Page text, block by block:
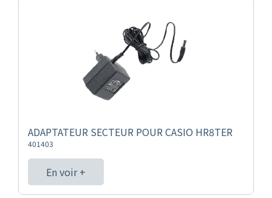
ADAPTATEUR SECTEUR POUR CASIO HR8TER
401403
En voir +